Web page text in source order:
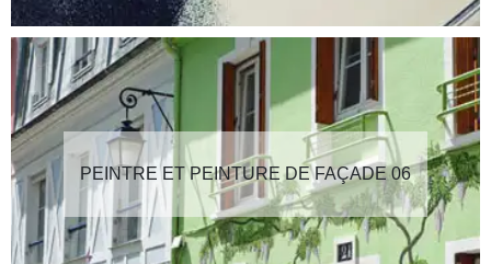
PEINTRE ET PEINTURE DE FAÇADE 06